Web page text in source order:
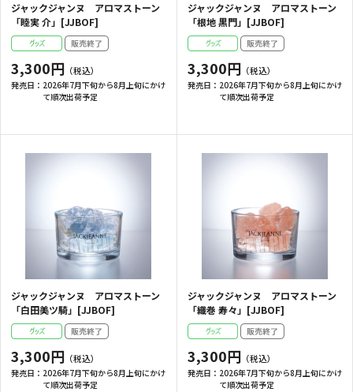
ジャックジャンヌ アロマストーン
「睦実 介」[JJBOF]
3,300円
発売日： 2026年7月下旬から8月上旬にかけ
て順次出荷予定
ジャックジャンヌ アロマストーン
「根地 黒門」[JJBOF]
3,300円
発売日： 2026年7月下旬から8月上旬にかけ
て順次出荷予定
ジャックジャンヌ アロマストーン
「白田美ツ騎」[JJBOF]
3,300円
発売日： 2026年7月下旬から8月上旬にかけ
て順次出荷予定
ジャックジャンヌ アロマストーン
「織巻 寿々」[JJBOF]
3,300円
発売日： 2026年7月下旬から8月上旬にかけ
て順次出荷予定